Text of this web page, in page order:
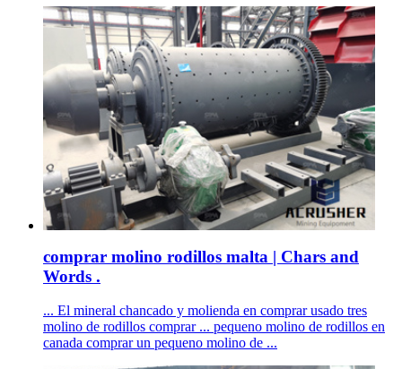
comprar molino rodillos malta | Chars and
Words .
... El mineral chancado y molienda en comprar usado tres
molino de rodillos comprar ... pequeno molino de rodillos en
canada comprar un pequeno molino de ...